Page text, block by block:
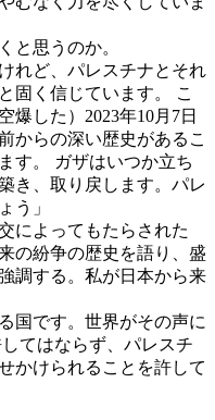
と思うのか。
れど、パレスチナとそれ
固く信じています。 こ
爆した）2023年10月7日
からの深い歴史があるこ
す。 ガザはいつか立ち
き、取り戻します。パレ
う」
によってもたらされた
の紛争の歴史を語り、盛
調する。私が日本から来
国です。世界がその声に
てはならず、パレスチ
かけられることを許して